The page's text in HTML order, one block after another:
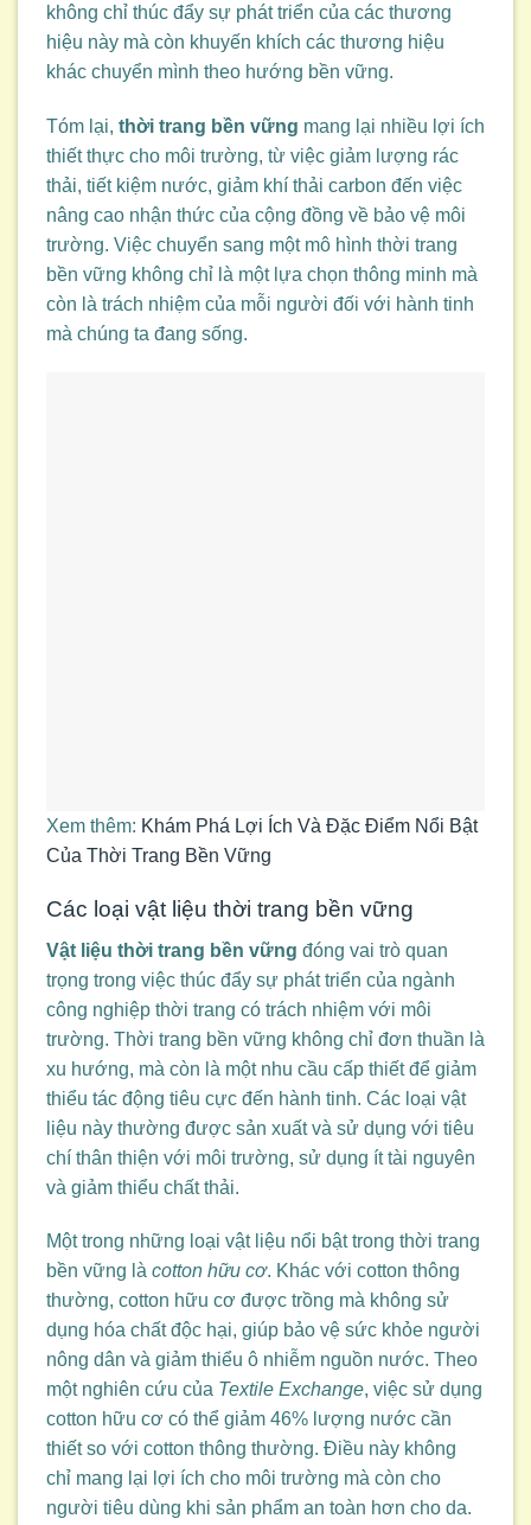
không chỉ thúc đẩy sự phát triển của các thương
hiệu này mà còn khuyến khích các thương hiệu
khác chuyển mình theo hướng bền vững.
Tóm lại, thời trang bền vững mang lại nhiều lợi ích
thiết thực cho môi trường, từ việc giảm lượng rác
thải, tiết kiệm nước, giảm khí thải carbon đến việc
nâng cao nhận thức của cộng đồng về bảo vệ môi
trường. Việc chuyển sang một mô hình thời trang
bền vững không chỉ là một lựa chọn thông minh mà
còn là trách nhiệm của mỗi người đối với hành tinh
mà chúng ta đang sống.
Xem thêm: Khám Phá Lợi Ích Và Đặc Điểm Nổi Bật
Của Thời Trang Bền Vững
Các loại vật liệu thời trang bền vững
Vật liệu thời trang bền vững đóng vai trò quan
trọng trong việc thúc đẩy sự phát triển của ngành
công nghiệp thời trang có trách nhiệm với môi
trường. Thời trang bền vững không chỉ đơn thuần là
xu hướng, mà còn là một nhu cầu cấp thiết để giảm
thiểu tác động tiêu cực đến hành tinh. Các loại vật
liệu này thường được sản xuất và sử dụng với tiêu
chí thân thiện với môi trường, sử dụng ít tài nguyên
và giảm thiểu chất thải.
Một trong những loại vật liệu nổi bật trong thời trang
bền vững là cotton hữu cơ. Khác với cotton thông
thường, cotton hữu cơ được trồng mà không sử
dụng hóa chất độc hại, giúp bảo vệ sức khỏe người
nông dân và giảm thiểu ô nhiễm nguồn nước. Theo
một nghiên cứu của Textile Exchange, việc sử dụng
cotton hữu cơ có thể giảm 46% lượng nước cần
thiết so với cotton thông thường. Điều này không
chỉ mang lại lợi ích cho môi trường mà còn cho
người tiêu dùng khi sản phẩm an toàn hơn cho da.